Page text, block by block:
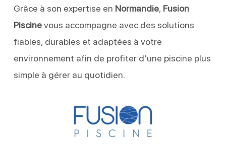
Grâce à son expertise en Normandie, Fusion
Piscinevous accompagne avec des solutions
fiables, durables et adaptées à votre
environnement afin de profiter d’une piscine plus
simple à gérer au quotidien.